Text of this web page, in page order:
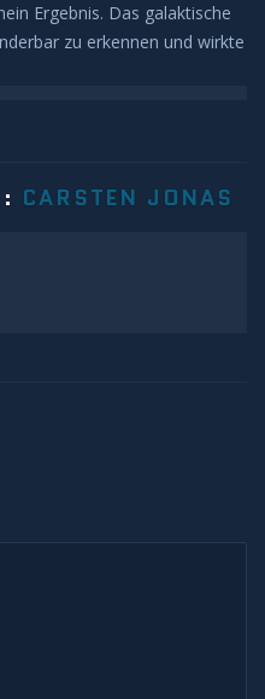
Ergebnis. Das galaktische
zu erkennen und wirkte
CARSTEN JONAS